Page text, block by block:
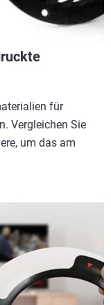
für
Vergleichen Sie
um das am